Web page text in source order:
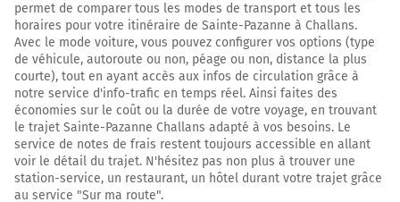
Continuer Place du Port sur 190 mètres
Tourner à gauche sur Rue de la France Libre et
continuer sur 130 mètres
13,8 km
Continuer Rue de Challans sur 30 mètres
13,9 km
13,9 km
permet de comparer tous les modes de transport et tous les
horaires pour votre itinéraire de Sainte-Pazanne à Challans.
Avec le mode voiture, vous pouvez configurer vos options (type
de véhicule, autoroute ou non, péage ou non, distance la plus
courte), tout en ayant accès aux infos de circulation grâce à
notre service d'info-trafic en temps réel. Ainsi faites des
économies sur le coût ou la durée de votre voyage, en trouvant
le trajet Sainte-Pazanne Challans adapté à vos besoins. Le
service de notes de frais restent toujours accessible en allant
voir le détail du trajet. N'hésitez pas non plus à trouver une
station-service, un restaurant, un hôtel durant votre trajet grâce
au service "Sur ma route".